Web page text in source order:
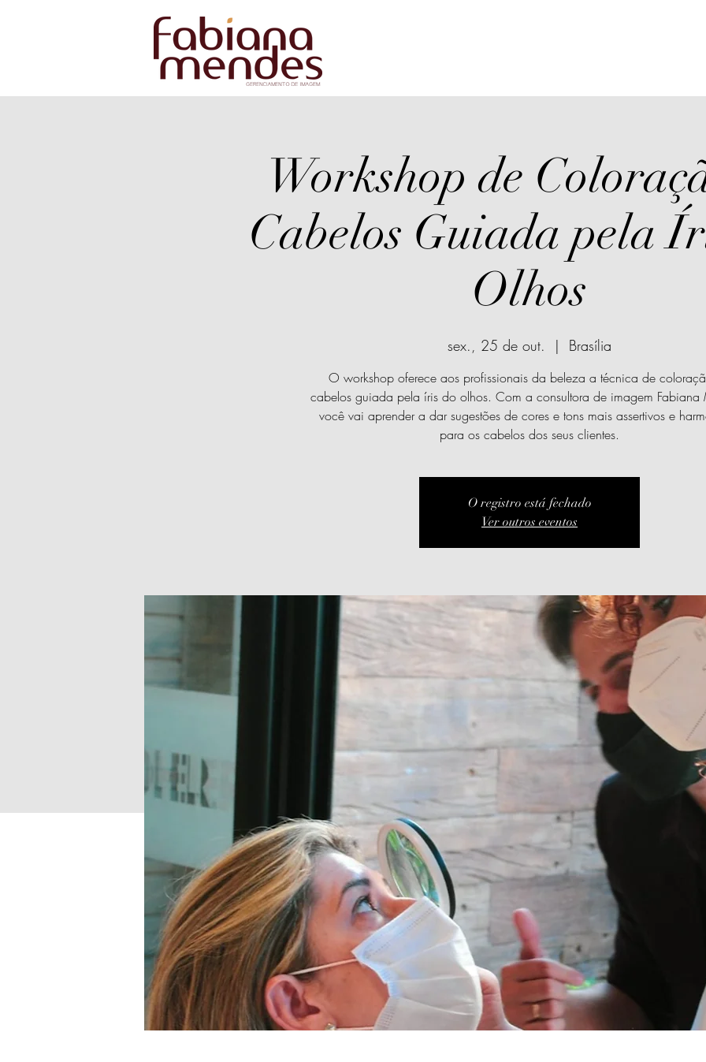
Workshop de
Cabelos Guiada pela
Olhos
sex., 25 de out.
  |
Brasília
O workshop oferece aos profissionais da beleza a técnica de
cabelos guiada pela íris do olhos. Com a consultora de imagem Fabiana
você vai aprender a dar sugestões de cores e tons mais assertivos e
para os cabelos dos seus clientes.
O registro está fechado
Ver outros eventos